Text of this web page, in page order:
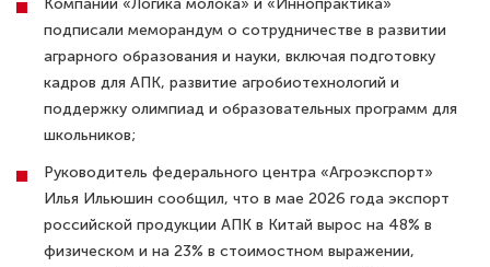
Компании «Логика молока» и «Иннопрактика»
подписали меморандум о сотрудничестве в развитии
аграрного образования и науки, включая подготовку
кадров для АПК, развитие агробиотехнологий и
поддержку олимпиад и образовательных программ для
школьников;
Руководитель федерального центра «Агроэкспорт»
Илья Ильюшин сообщил, что в мае 2026 года экспорт
российской продукции АПК в Китай вырос на 48% в
физическом и на 23% в стоимостном выражении,